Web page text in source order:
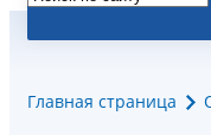
Главная страница